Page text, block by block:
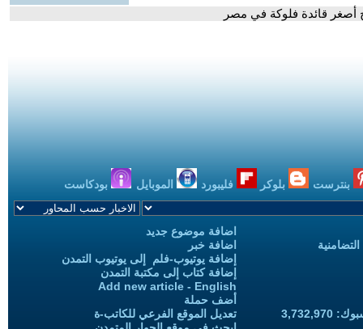
أصغر قائدة فلوكة في مصر
بنترست بلوكر فليبورد الموبايل بودكاست
اضافة موضوع جديد
اضافة خبر
إضافة يوتيوب-فلم إلى يوتيوب التمدن
إضافة كتاب إلى مكتبة التمدن
Add new article - English
أضف حملة
تعديل الموقع الفرعي للكاتب-ة